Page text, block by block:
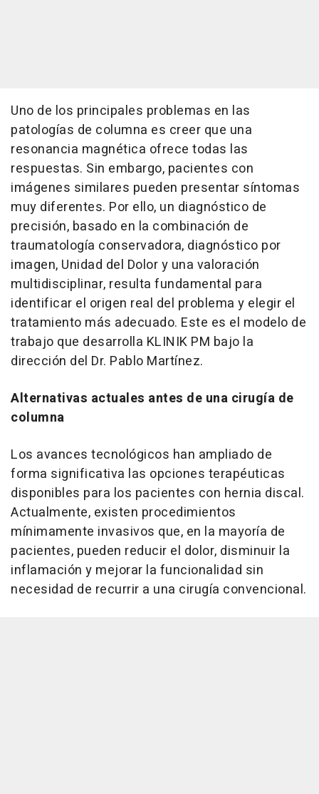
Uno de los principales problemas en las
patologías de columna es creer que una
resonancia magnética ofrece todas las
respuestas. Sin embargo, pacientes con
imágenes similares pueden presentar síntomas
muy diferentes. Por ello, un diagnóstico de
precisión, basado en la combinación de
traumatología conservadora, diagnóstico por
imagen, Unidad del Dolor y una valoración
multidisciplinar, resulta fundamental para
identificar el origen real del problema y elegir el
tratamiento más adecuado. Este es el modelo de
trabajo que desarrolla KLINIK PM bajo la
dirección del Dr. Pablo Martínez.
Alternativas actuales antes de una cirugía de
columna
Los avances tecnológicos han ampliado de
forma significativa las opciones terapéuticas
disponibles para los pacientes con hernia discal.
Actualmente, existen procedimientos
mínimamente invasivos que, en la mayoría de
pacientes, pueden reducir el dolor, disminuir la
inflamación y mejorar la funcionalidad sin
necesidad de recurrir a una cirugía convencional.